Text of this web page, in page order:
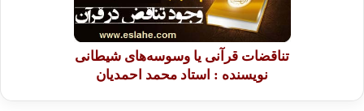
تناقضات قرآنی یا وسوسه‌های شیطانی
نویسنده : استاد محمد احمدیان